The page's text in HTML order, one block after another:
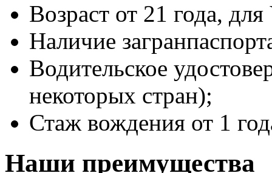
Возраст от 21 года,
Наличие
Водительское
некоторых стран);
Стаж вождения от 1
Наши преимущества